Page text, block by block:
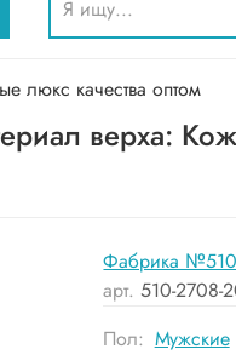
люкс качества оптом
верха:
Фабрика №510
арт.510-2708-
Пол: Мужские